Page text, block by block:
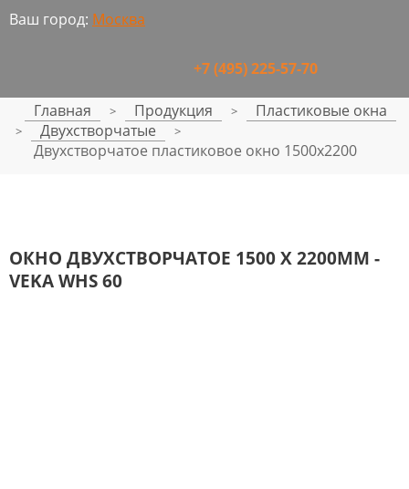
Ваш город: Москва
+7 (495) 225-57-70
Главная > Продукция > Пластиковые окна
> Двухстворчатые >
Двухстворчатое пластиковое окно 1500x2200
ОКНО ДВУХСТВОРЧАТОЕ 1500 Х 2200ММ -
VEKA WHS 60